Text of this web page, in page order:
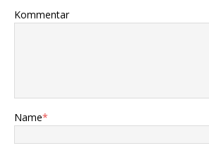
Kommentar
Name*